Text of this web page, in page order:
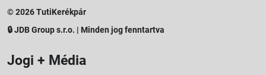
© 2026 TutiKerékpár
🔒 JDB Group s.r.o. | Minden jog fenntartva
Jogi + Média